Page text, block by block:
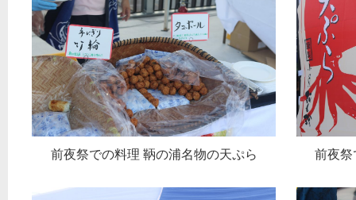
前夜祭での料理 鞆の浦名物の天ぷら 前夜祭